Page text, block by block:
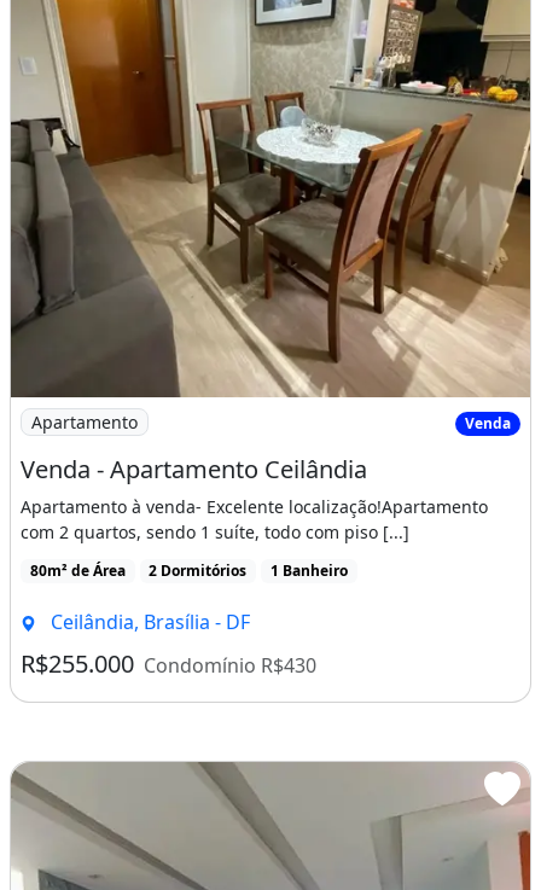
Imagem: Venda - Apartamento Ceilândia
Apartamento Venda
Venda - Apartamento Ceilândia
Apartamento à venda- Excelente localização!Apartamento
com 2 quartos, sendo 1 suíte, todo com piso [...]
80m² de Área 2 Dormitórios 1 Banheiro
Ceilândia, Brasília - DF
R$255.000 Condomínio R$430